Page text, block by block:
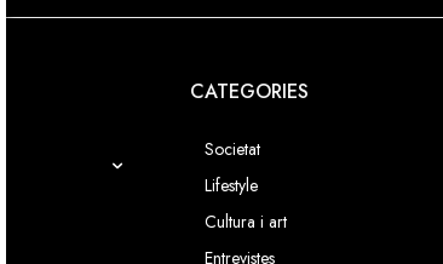
CATEGORIES
Societat
Lifestyle
Cultura i art
Entrevistes